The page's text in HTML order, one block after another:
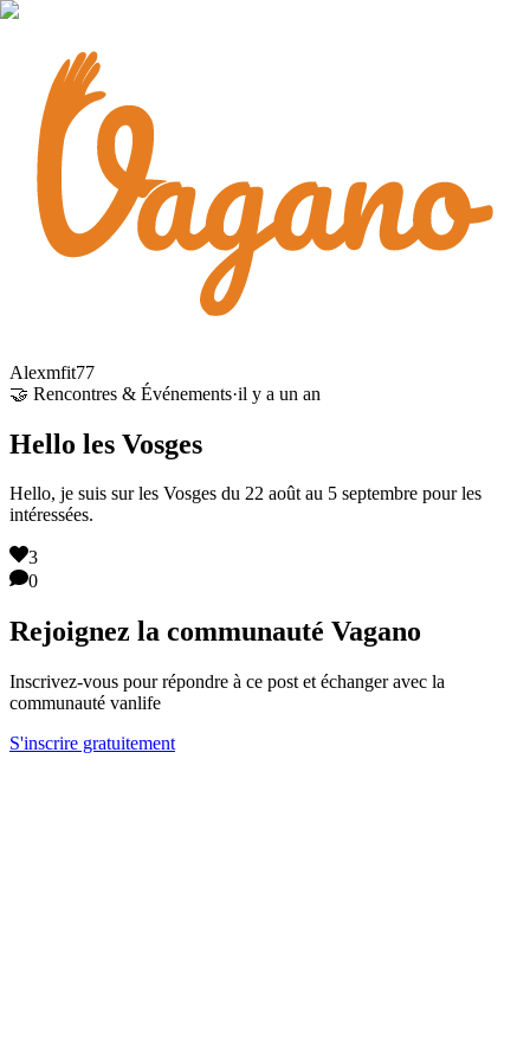
Alexmfit77
🤝 Rencontres & Événements·il y a un an
Hello les Vosges
Hello, je suis sur les Vosges du 22 août au 5 septembre pour les
intéressées.
3
0
Rejoignez la communauté Vagano
Inscrivez-vous pour répondre à ce post et échanger avec la
communauté vanlife
S'inscrire gratuitement